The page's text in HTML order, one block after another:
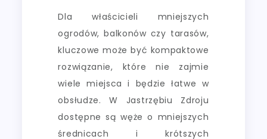
Dla właścicieli mniejszych
ogrodów, balkonów czy tarasów,
kluczowe może być kompaktowe
rozwiązanie, które nie zajmie
wiele miejsca i będzie łatwe w
obsłudze. W Jastrzębiu Zdroju
dostępne są węże o mniejszych
średnicach i krótszych